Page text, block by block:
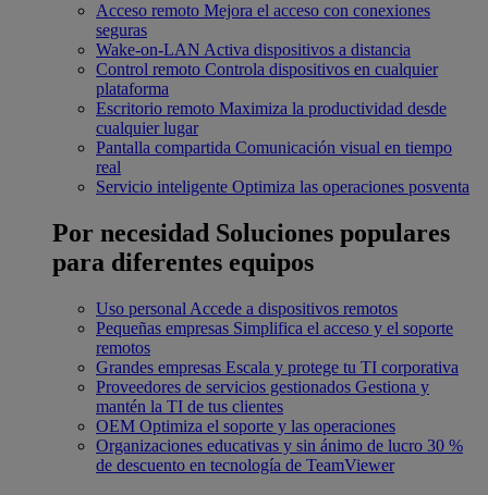
Acceso remoto Mejora el acceso con conexiones
seguras
Wake-on-LAN Activa dispositivos a distancia
Control remoto Controla dispositivos en cualquier
plataforma
Escritorio remoto Maximiza la productividad desde
cualquier lugar
Pantalla compartida Comunicación visual en tiempo
real
Servicio inteligente Optimiza las operaciones posventa
Por necesidad Soluciones populares
para diferentes equipos
Uso personal Accede a dispositivos remotos
Pequeñas empresas Simplifica el acceso y el soporte
remotos
Grandes empresas Escala y protege tu TI corporativa
Proveedores de servicios gestionados Gestiona y
mantén la TI de tus clientes
OEM Optimiza el soporte y las operaciones
Organizaciones educativas y sin ánimo de lucro 30 %
de descuento en tecnología de TeamViewer